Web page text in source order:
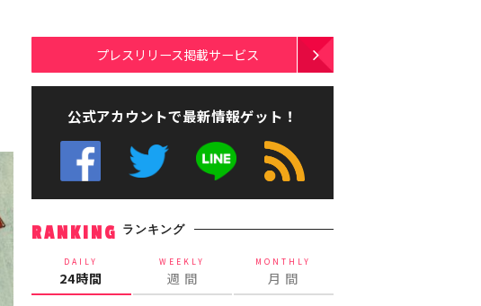
プレスリリース掲載サービス
公式アカウントで最新情報ゲット！
RANKING ランキング
DAILY
24時間
WEEKLY
週 間
MONTHLY
月 間